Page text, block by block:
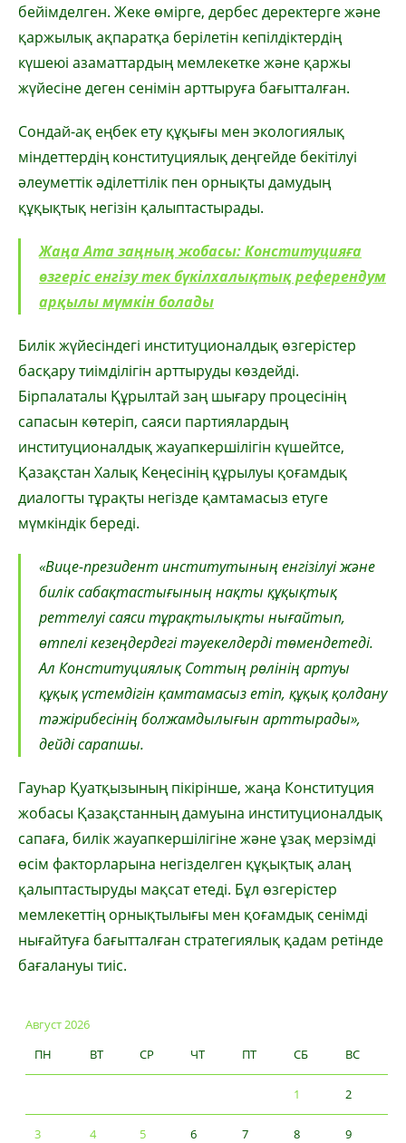
бейімделген. Жеке өмірге, дербес деректерге және
қаржылық ақпаратқа берілетін кепілдіктердің
күшеюі азаматтардың мемлекетке және қаржы
жүйесіне деген сенімін арттыруға бағытталған.
Сондай-ақ еңбек ету құқығы мен экологиялық
міндеттердің конституциялық деңгейде бекітілуі
әлеуметтік әділеттілік пен орнықты дамудың
құқықтық негізін қалыптастырады.
Жаңа Ата заңның жобасы: Конституцияға
өзгеріс енгізу тек бүкілхалықтық референдум
арқылы мүмкін болады
Билік жүйесіндегі институционалдық өзгерістер
басқару тиімділігін арттыруды көздейді.
Бірпалаталы Құрылтай заң шығару процесінің
сапасын көтеріп, саяси партиялардың
институционалдық жауапкершілігін күшейтсе,
Қазақстан Халық Кеңесінің құрылуы қоғамдық
диалогты тұрақты негізде қамтамасыз етуге
мүмкіндік береді.
«Вице-президент институтының енгізілуі және
билік сабақтастығының нақты құқықтық
реттелуі саяси тұрақтылықты нығайтып,
өтпелі кезеңдердегі тәуекелдерді төмендетеді.
Ал Конституциялық Соттың рөлінің артуы
құқық үстемдігін қамтамасыз етіп, құқық қолдану
тәжірибесінің болжамдылығын арттырады»,
дейді сарапшы.
Гауһар Қуатқызының пікірінше, жаңа Конституция
жобасы Қазақстанның дамуына институционалдық
сапаға, билік жауапкершілігіне және ұзақ мерзімді
өсім факторларына негізделген құқықтық алаң
қалыптастыруды мақсат етеді. Бұл өзгерістер
мемлекеттің орнықтылығы мен қоғамдық сенімді
нығайтуға бағытталған стратегиялық қадам ретінде
бағалануы тиіс.
Август 2026
ПН
ВТ СР ЧТ ПТ СБ ВС
1 2
3 4 5 6 7 8 9